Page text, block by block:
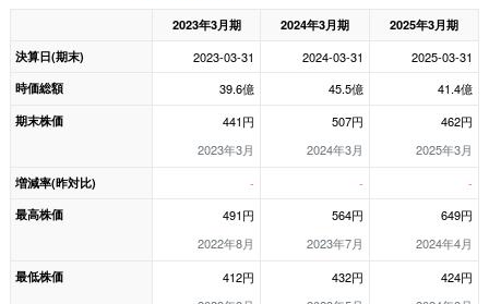
2023年3月期 2024年3月期
2025年3月期
決算日(期末)
2023-03-31 2024-03-31 2025-03-31
時価総額 39.6億 45.5億 41.4億
期末株価
441円
2023年3月
507円
2024年3月
462円
2025年3月
増減率(昨対比) - - -
最高株価
491円
2022年8月
564円
2023年7月
649円
2024年4月
最低株価
412円
432円
424円